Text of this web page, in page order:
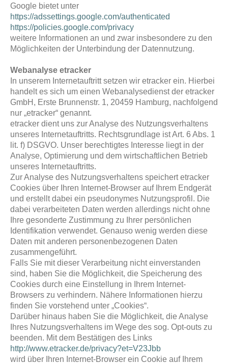
Google bietet unter
https://adssettings.google.com/authenticated
https://policies.google.com/privacy
weitere Informationen an und zwar insbesondere zu den
Möglichkeiten der Unterbindung der Datennutzung.
Webanalyse etracker
In unserem Internetauftritt setzen wir etracker ein. Hierbei
handelt es sich um einen Webanalysedienst der etracker
GmbH, Erste Brunnenstr. 1, 20459 Hamburg, nachfolgend
nur „etracker“ genannt.
etracker dient uns zur Analyse des Nutzungsverhaltens
unseres Internetauftritts. Rechtsgrundlage ist Art. 6 Abs. 1
lit. f) DSGVO. Unser berechtigtes Interesse liegt in der
Analyse, Optimierung und dem wirtschaftlichen Betrieb
unseres Internetauftritts.
Zur Analyse des Nutzungsverhaltens speichert etracker
Cookies über Ihren Internet-Browser auf Ihrem Endgerät
und erstellt dabei ein pseudonymes Nutzungsprofil. Die
dabei verarbeiteten Daten werden allerdings nicht ohne
Ihre gesonderte Zustimmung zu Ihrer persönlichen
Identifikation verwendet. Genauso wenig werden diese
Daten mit anderen personenbezogenen Daten
zusammengeführt.
Falls Sie mit dieser Verarbeitung nicht einverstanden
sind, haben Sie die Möglichkeit, die Speicherung des
Cookies durch eine Einstellung in Ihrem Internet-
Browsers zu verhindern. Nähere Informationen hierzu
finden Sie vorstehend unter „Cookies“.
Darüber hinaus haben Sie die Möglichkeit, die Analyse
Ihres Nutzungsverhaltens im Wege des sog. Opt-outs zu
beenden. Mit dem Bestätigen des Links
http://www.etracker.de/privacy?et=V23Jbb
wird über Ihren Internet-Browser ein Cookie auf Ihrem